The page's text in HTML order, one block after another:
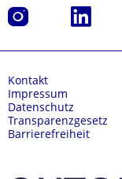
Instagram LinkedIn
Kontakt
Impressum
Datenschutz
Transparenzgesetz
Barrierefreiheit